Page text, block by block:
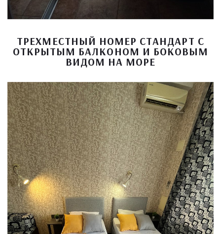
ТРЕХМЕСТНЫЙ НОМЕР СТАНДАРТ С
ОТКРЫТЫМ БАЛКОНОМ И БОКОВЫМ
ВИДОМ НА МОРЕ